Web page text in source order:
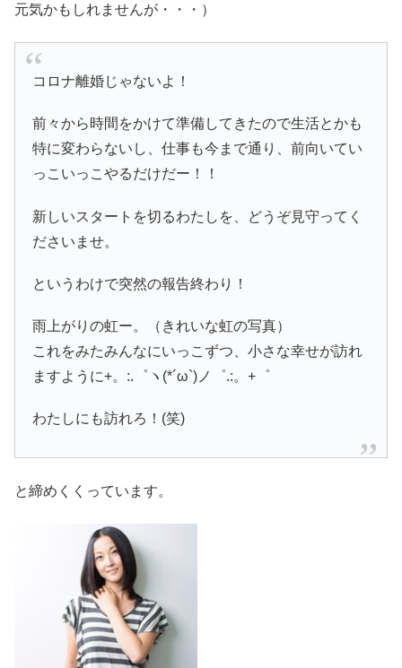
元気かもしれませんが・・・）
コロナ離婚じゃないよ！
前々から時間をかけて準備してきたので生活とかも
特に変わらないし、仕事も今まで通り、前向いてい
っこいっこやるだけだー！！
新しいスタートを切るわたしを、どうぞ見守ってく
ださいませ。
というわけで突然の報告終わり！
雨上がりの虹ー。（きれいな虹の写真）
これをみたみんなにいっこずつ、小さな幸せが訪れ
ますように+。:.゜ヽ(*´ω`)ノ゜.:。+゜
わたしにも訪れろ！(笑)
と締めくくっています。